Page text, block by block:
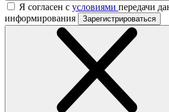
Я согласен с условиями передачи
информирования
Зарегистрироваться